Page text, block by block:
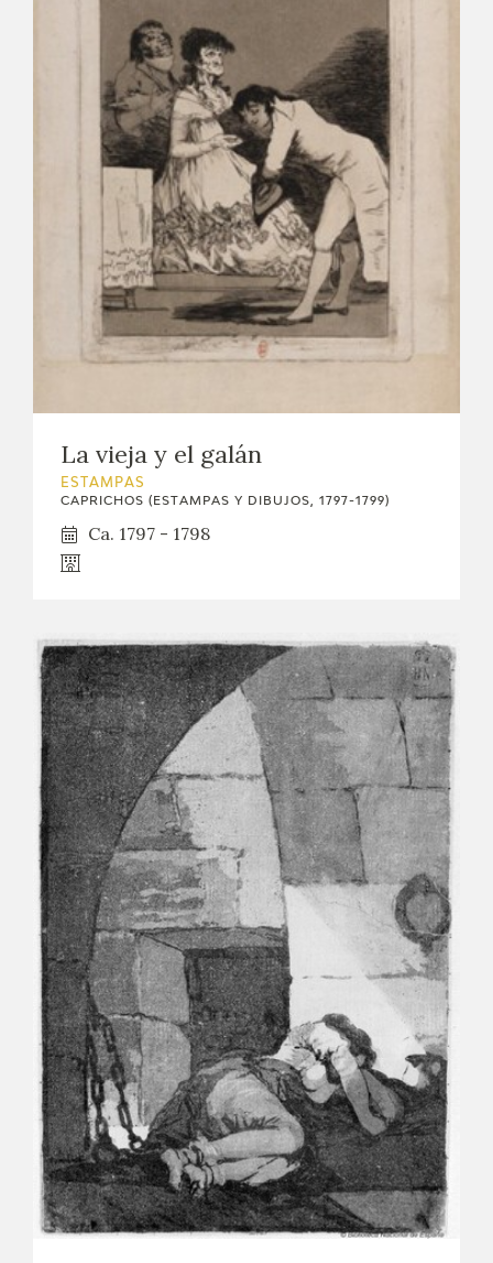
La vieja y el galán
ESTAMPAS
CAPRICHOS (ESTAMPAS Y DIBUJOS, 1797-1799)
Ca. 1797 - 1798